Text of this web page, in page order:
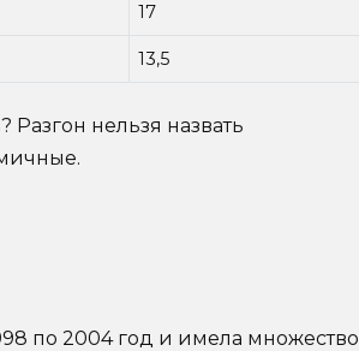
17
13,5
нельзя назвать
по 2004 год и имела множество